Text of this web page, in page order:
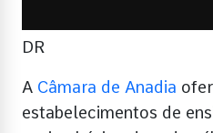
DR
A Câmara de Anadia
estabelecimentos de